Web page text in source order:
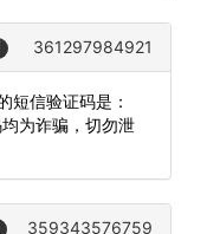
361297984921
短信验证码是：
为诈骗，切勿泄
359343576759